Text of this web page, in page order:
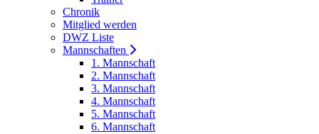
Chronik
Mitglied werden
DWZ Liste
Mannschaften
1. Mannschaft
2. Mannschaft
3. Mannschaft
4. Mannschaft
5. Mannschaft
6. Mannschaft